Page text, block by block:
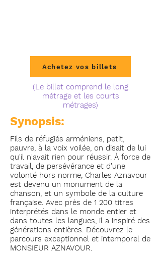
Achetez vos billets
(Le billet comprend le long
métrage et les courts
métrages)
Synopsis:
Fils de réfugiés arméniens, petit,
pauvre, à la voix voilée, on disait de lui
qu'il n'avait rien pour réussir. À force de
travail, de persévérance et d'une
volonté hors norme, Charles Aznavour
est devenu un monument de la
chanson, et un symbole de la culture
française. Avec près de 1 200 titres
interprétés dans le monde entier et
dans toutes les langues, il a inspiré des
générations entières. Découvrez le
parcours exceptionnel et intemporel de
MONSIEUR AZNAVOUR.